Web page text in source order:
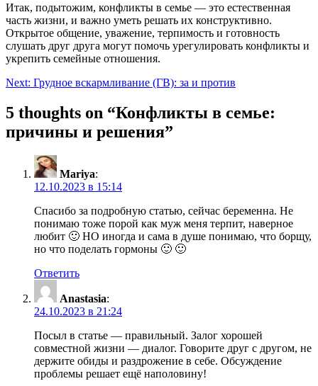
Итак, подытожим, конфликты в семье — это естественная
часть жизни, и важно уметь решать их конструктивно.
Открытое общение, уважение, терпимость и готовность
слушать друг друга могут помочь урегулировать конфликты и
укрепить семейные отношения.
Навигация
по
записям
Next: Грудное вскармливание (ГВ): за и против
5 thoughts on “Конфликты в семье:
причины и решения”
Mariya:
12.10.2023 в 15:14
Спасибо за подробную статью, сейчас беременна. Не
понимаю тоже порой как муж меня терпит, наверное
любит 🙂 НО иногда и сама в душе понимаю, что борщу,
но что поделать гормоны 🙂 🙂
Ответить
Anastasia:
24.10.2023 в 21:24
Посыл в статье — правильный. Залог хорошей
совместной жизни — диалог. Говорите друг с другом, не
держите обиды и раздрожение в себе. Обсуждение
проблемы решает ещё наполовину!